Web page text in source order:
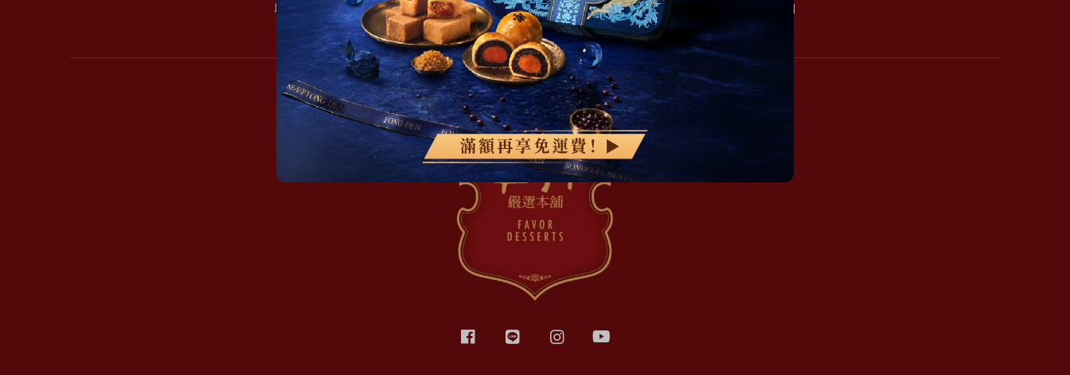
全新亮相 綜合口味 一口鳳梨酥新上市🍍
聯絡我們
牛軋糖/糖菓禮盒
聯絡我們